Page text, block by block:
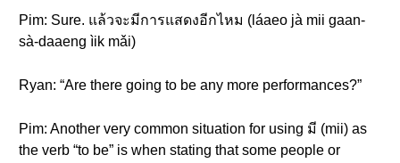
Pim: Sure. แล้วจะมีการแสดงอีกไหม (láaeo jà mii gaan-
sà-daaeng ìik mǎi)
Ryan: “Are there going to be any more performances?”
Pim: Another very common situation for using มี (mii) as
the verb “to be” is when stating that some people or